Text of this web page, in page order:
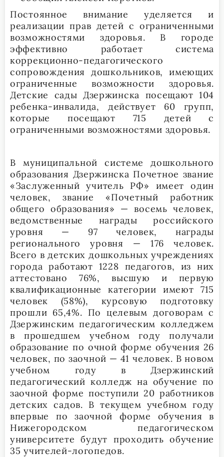
Постоянное внимание уделяется и
реализации прав детей с ограниченными
возможностями здоровья. В городе
эффективно работает система
коррекционно-педагогического
сопровождения дошкольников, имеющих
ограниченные возможности здоровья.
Детские сады Дзержинска посещают 104
ребенка-инвалида, действует 60 групп,
которые посещают 715 детей с
ограниченными возможностями здоровья.
В муниципальной системе дошкольного
образования Дзержинска Почетное звание
«Заслуженный учитель РФ» имеет один
человек, звание «Почетный работник
общего образования» — восемь человек,
ведомственные награды российского
уровня — 97 человек, награды
регионального уровня — 176 человек.
Всего в детских дошкольных учреждениях
города работают 1228 педагогов, из них
аттестовано 76%, высшую и первую
квалификационные категории имеют 715
человек (58%), курсовую подготовку
прошли 65,4%. По целевым договорам с
Дзержинским педагогическим колледжем
в прошедшем учебном году получали
образование по очной форме обучения 26
человек, по заочной — 41 человек. В новом
учебном году в Дзержинский
педагогический колледж на обучение по
заочной форме поступили 20 работников
детских садов. В текущем учебном году
впервые по заочной форме обучения в
Нижегородском педагогическом
университете будут проходить обучение
35 учителей-логопедов.